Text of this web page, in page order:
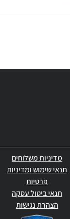
מדיניות משלוחים
תנאי שימוש ומדיניות
פרטיות
תנאי ביטול עסקה
הצהרת נגישות